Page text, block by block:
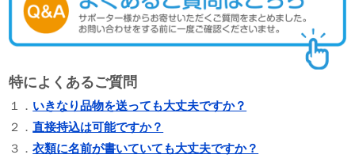
特によくあるご質問
１． いきなり品物を送っても大丈夫ですか？
２．直接持込は可能ですか？
３．衣類に名前が書いていても大丈夫ですか？